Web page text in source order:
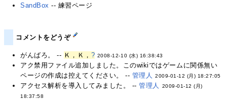
SandBox -- 練習ページ
コメントをどうぞ
がんばろ。 -- Ｋ，Ｋ， ? 2008-12-10 (水) 16:38:43
アク禁用ファイル追加しました。このwikiではゲームに関係無い
ページの作成は控えてください。 -- 管理人 2009-01-12 (月) 18:27:05
アクセス解析を導入してみました。 --管理人
2009-01-12 (月)
18:37:58